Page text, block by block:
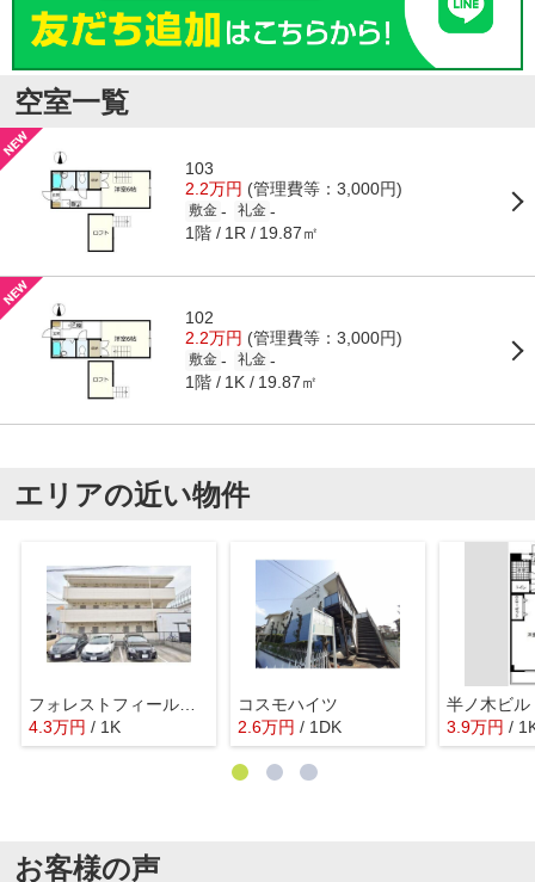
空室一覧
103
2.2万円 (管理費等：3,000円)
敷金 - 礼金 -
1階 1R 19.87㎡
102
2.2万円 (管理費等：3,000円)
敷金 - 礼金 -
1階 1K 19.87㎡
エリアの近い物件
フォレストフィールド平針
4.3万円 / 1K
コスモハイツ
2.6万円 / 1DK
半ノ木ビル
3.9万円 /
お客様の声